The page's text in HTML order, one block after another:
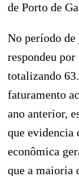
de Porto de
No período de
respondeu
totalizando
faturamento
ano anterior,
que evidencia
econômica
que a maioria